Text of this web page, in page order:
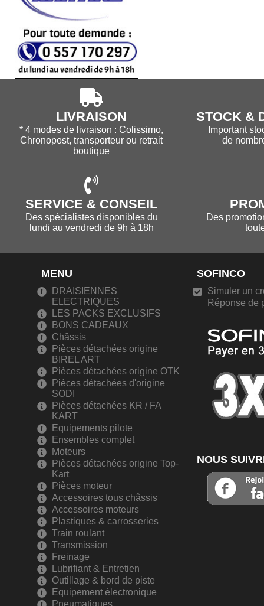
LIVRAISON
* 4 modes de livraison : Colissimo,
Chronopost, transporteur ou retrait
boutique
STOCK &
Important
de
SERVICE & CONSEIL
Des spécialistes disponibles du
lundi au vendredi de 9h à 18h
Des
MENU
DRAISIENNES
ELECTRIQUES
LES PACKS EXCLUSIFS
BONS CADEAUX
Châssis
Pièces détachées origine
BIREL ART
Pièces détachées origine OTK
Pièces détachées d'origine
SODI
Pièces détachées KR / FA
KART
Equipements pilote
Ensembles complet
Moteurs
Pièces détachées origine Top-
Kart
Pièces moteur
Accessoires tous châssis
Accessoires moteurs
Plastiques & carrosseries
Train roulant
Transmission
Freinage
Lubrifiant & Entretien
Outillage & bord de piste
Equipement électronique
Pneumatiques
SOFINCO
Simuler un
Réponse de
NOUS